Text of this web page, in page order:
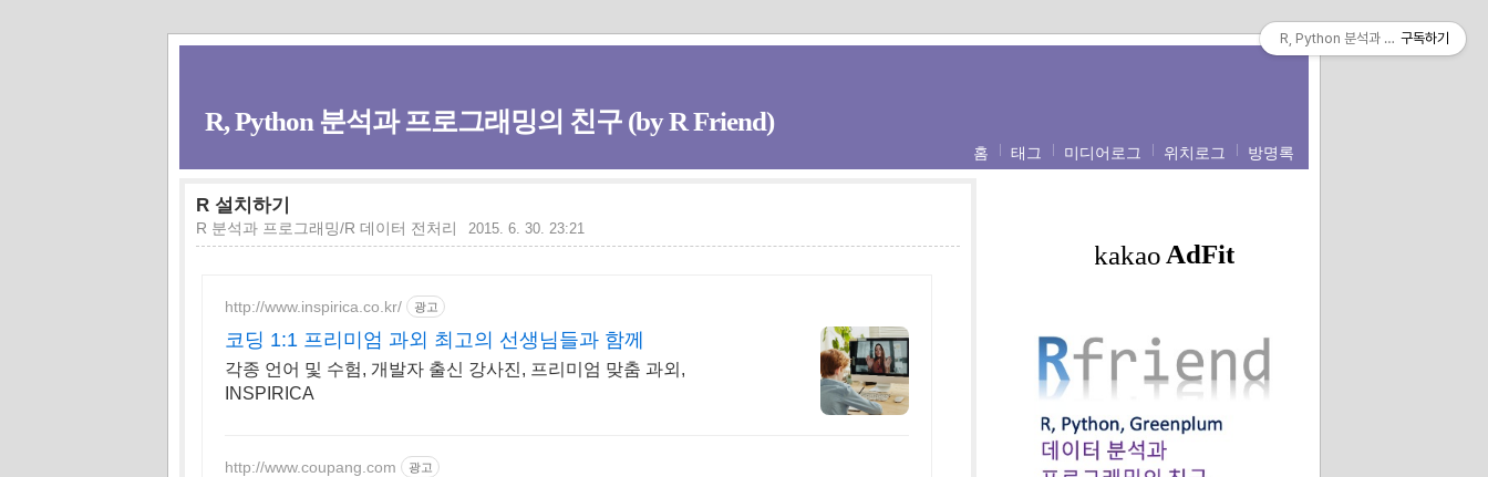
R, Python 분석과 프로그래밍의 친구 (by R Friend)
홈 태그 미디어로그 위치로그 방명록
R 설치하기
R 분석과 프로그래밍/R 데이터 전처리 2015. 6. 30. 23:21
http://www.inspirica.co.kr/ 광고
코딩 1:1 프리미엄 과외 최고의 선생님들과 함께
각종 언어 및 수험, 개발자 출신 강사진, 프리미엄 맞춤 과외,
INSPIRICA
http://www.coupang.com 광고
R, Python 분석과 프로그래밍의 친
구독하기